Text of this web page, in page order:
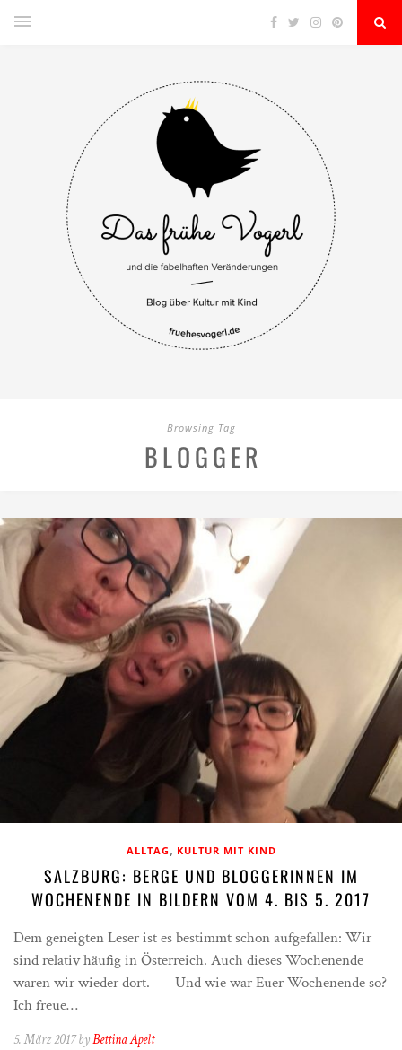
Browsing Tag
BLOGGER
ALLTAG , KULTUR MIT KIND
SALZBURG: BERGE UND BLOGGERINNEN IM
WOCHENENDE IN BILDERN VOM 4. BIS 5. 2017
Dem geneigten Leser ist es bestimmt schon aufgefallen: Wir
sind relativ häufig in Österreich. Auch dieses Wochenende
waren wir wieder dort. Und wie war Euer Wochenende so?
Ich freue…
5. März 2017 byBettina Apelt